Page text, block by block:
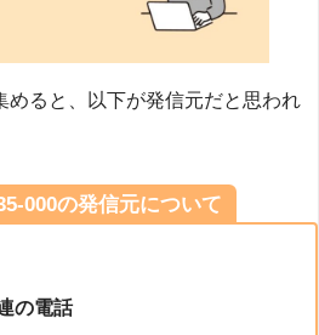
めると、以下が発信元だと思われ
000の発信元について
の電話